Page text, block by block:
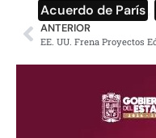
Acuerdo de París
ANTERIOR